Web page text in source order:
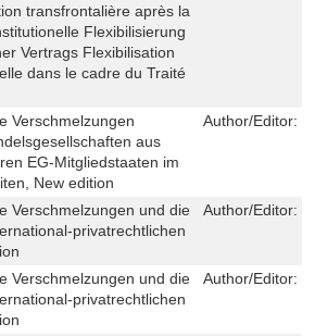
transfrontalière après la
Flexibilisierung
Vertrags Flexibilisation
dans le cadre du Traité
Verschmelzungen
aus
EG-Mitgliedstaaten im
New edition
Author/Editor:
Verschmelzungen und die
privatrechtlichen
Author/Editor:
Verschmelzungen und die
privatrechtlichen
Author/Editor: